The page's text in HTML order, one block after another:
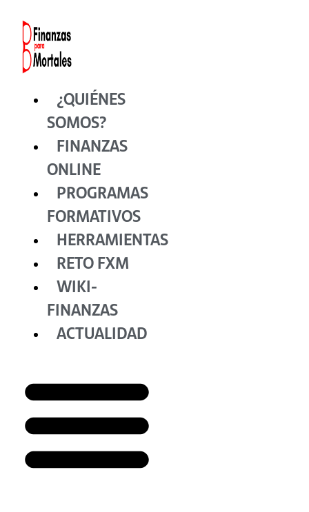
contenido
¿QUIÉNES
SOMOS?
FINANZAS
ONLINE
PROGRAMAS
FORMATIVOS
HERRAMIENTAS
RETO FXM
WIKI-
FINANZAS
ACTUALIDAD